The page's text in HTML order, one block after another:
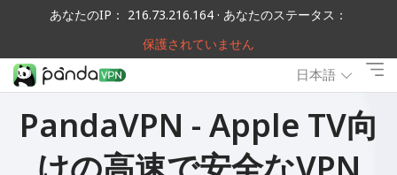
あなたのIP： 216.73.216.164 · あなたのステータス：
保護されていません
日本語
PandaVPN - Apple TV向